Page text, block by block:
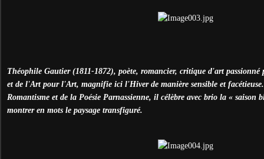
Théophile Gautier (1811-1872), poète, romancier, critique d'art passionné
et de l'Art pour l'Art, magnifie ici l'Hiver de manière sensible et
Romantisme et de la Poésie Parnassienne, il célèbre avec brio la « saison
montrer en mots le paysage transfiguré.